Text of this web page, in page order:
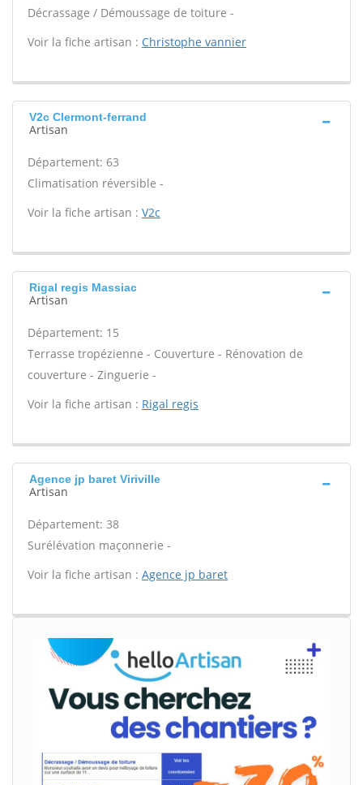
Décrassage / Démoussage de toiture -
Voir la fiche artisan : Christophe vannier
V2c Clermont-ferrand
Artisan
Département: 63
Climatisation réversible -
Voir la fiche artisan : V2c
Rigal regis Massiac
Artisan
Département: 15
Terrasse tropézienne - Couverture - Rénovation de
couverture - Zinguerie -
Voir la fiche artisan : Rigal regis
Agence jp baret Viriville
Artisan
Département: 38
Surélévation maçonnerie -
Voir la fiche artisan : Agence jp baret